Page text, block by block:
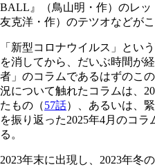
BALL』（鳥山明・作）のレ
友克洋・作）のテツオなどが
「新型コロナウイルス」とい
を消してから、だいぶ時間が
者」のコラムであるはずのこ
況について触れたコラムは、
たもの（57話）、あるいは、
を振り返った2025年4月のコラ
る。
2023年末に出現し、2023年冬